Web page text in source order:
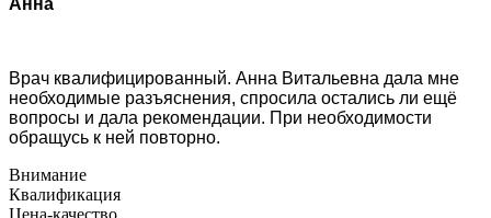
Врач квалифицированный. Анна Витальевна дала мне
необходимые разъяснения, спросила остались ли ещё
вопросы и дала рекомендации. При необходимости
обращусь к ней повторно.
Внимание
Квалификация
Цена-качество